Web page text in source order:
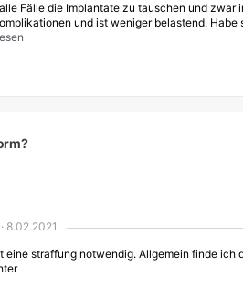
Fälle die Implantate zu tauschen und zwar
und ist weniger belastend.
8.02.2021
eine straffung notwendig. Allgemein finde ich